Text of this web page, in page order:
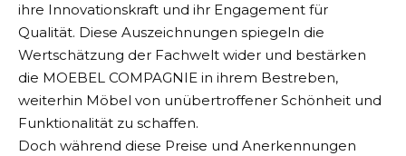
ihre Innovationskraft und ihr Engagement für
Qualität. Diese Auszeichnungen spiegeln die
Wertschätzung der Fachwelt wider und bestärken
die MOEBEL COMPAGNIE in ihrem Bestreben,
weiterhin Möbel von unübertroffener Schönheit und
Funktionalität zu schaffen.
Doch während diese Preise und Anerkennungen